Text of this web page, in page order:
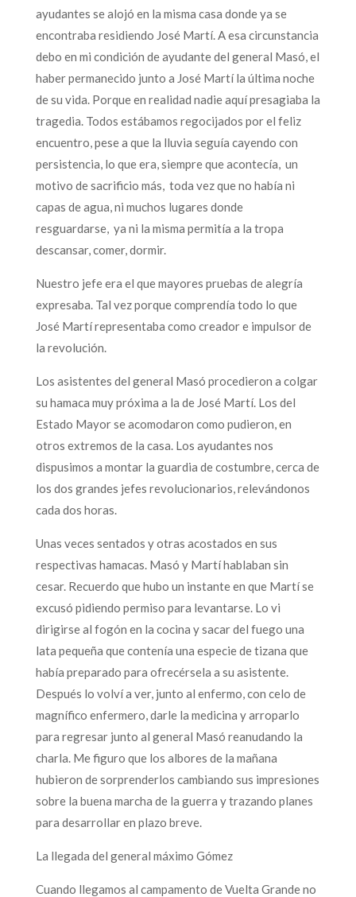
ayudantes se alojó en la misma casa donde ya se
encontraba residiendo José Martí. A esa circunstancia
debo en mi condición de ayudante del general Masó, el
haber permanecido junto a José Martí la última noche
de su vida. Porque en realidad nadie aquí presagiaba la
tragedia. Todos estábamos regocijados por el feliz
encuentro, pese a que la lluvia seguía cayendo con
persistencia, lo que era, siempre que acontecía, un
motivo de sacrificio más, toda vez que no había ni
capas de agua, ni muchos lugares donde
resguardarse, ya ni la misma permitía a la tropa
descansar, comer, dormir.
Nuestro jefe era el que mayores pruebas de alegría
expresaba. Tal vez porque comprendía todo lo que
José Martí representaba como creador e impulsor de
la revolución.
Los asistentes del general Masó procedieron a colgar
su hamaca muy próxima a la de José Martí. Los del
Estado Mayor se acomodaron como pudieron, en
otros extremos de la casa. Los ayudantes nos
dispusimos a montar la guardia de costumbre, cerca de
los dos grandes jefes revolucionarios, relevándonos
cada dos horas.
Unas veces sentados y otras acostados en sus
respectivas hamacas. Masó y Martí hablaban sin
cesar. Recuerdo que hubo un instante en que Martí se
excusó pidiendo permiso para levantarse. Lo vi
dirigirse al fogón en la cocina y sacar del fuego una
lata pequeña que contenía una especie de tizana que
había preparado para ofrecérsela a su asistente.
Después lo volví a ver, junto al enfermo, con celo de
magnífico enfermero, darle la medicina y arroparlo
para regresar junto al general Masó reanudando la
charla. Me figuro que los albores de la mañana
hubieron de sorprenderlos cambiando sus impresiones
sobre la buena marcha de la guerra y trazando planes
para desarrollar en plazo breve.
La llegada del general máximo Gómez
Cuando llegamos al campamento de Vuelta Grande no